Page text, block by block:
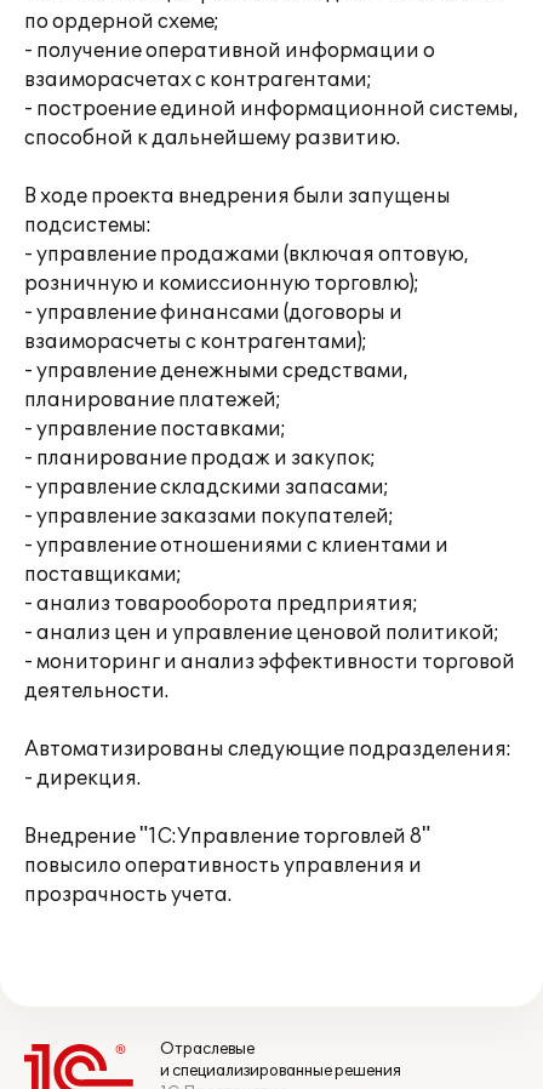
по ордерной схеме;
- получение оперативной информации о
взаиморасчетах с контрагентами;
- построение единой информационной системы,
способной к дальнейшему развитию.
В ходе проекта внедрения были запущены
подсистемы:
- управление продажами (включая оптовую,
розничную и комиссионную торговлю);
- управление финансами (договоры и
взаиморасчеты с контрагентами);
- управление денежными средствами,
планирование платежей;
- управление поставками;
- планирование продаж и закупок;
- управление складскими запасами;
- управление заказами покупателей;
- управление отношениями с клиентами и
поставщиками;
- анализ товарооборота предприятия;
- анализ цен и управление ценовой политикой;
- мониторинг и анализ эффективности торговой
деятельности.
Автоматизированы следующие подразделения:
- дирекция.
Внедрение "1С:Управление торговлей 8"
повысило оперативность управления и
прозрачность учета.
Отраслевые
и специализированные решения